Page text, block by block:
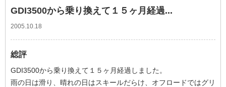
GDI3500から乗り換えて１５ヶ月経過...
2005.10.18
総評
GDI3500から乗り換えて１５ヶ月経過しました。
雨の日は滑り、晴れの日はスキールだらけ、オフロードではグリ